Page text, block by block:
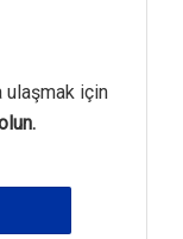
ulaşmak için